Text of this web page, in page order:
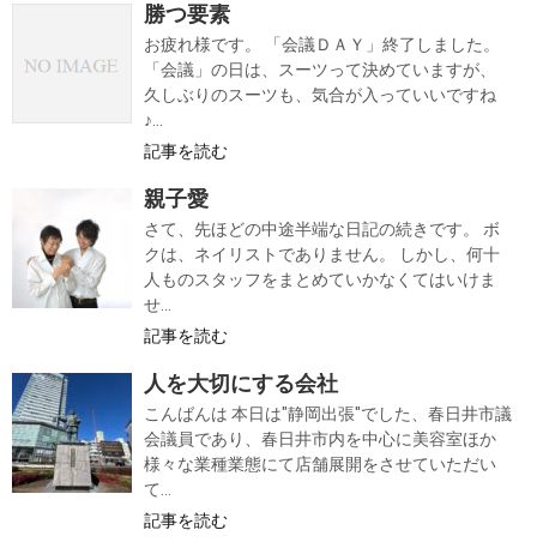
勝つ要素
お疲れ様です。 「会議ＤＡＹ」終了しました。
「会議」の日は、スーツって決めていますが、
久しぶりのスーツも、気合が入っていいですね
♪...
記事を読む
親子愛
さて、先ほどの中途半端な日記の続きです。 ボ
クは、ネイリストでありません。 しかし、何十
人ものスタッフをまとめていかなくてはいけま
せ...
記事を読む
人を大切にする会社
こんばんは 本日は"静岡出張"でした、春日井市議
会議員であり、春日井市内を中心に美容室ほか
様々な業種業態にて店舗展開をさせていただい
て...
記事を読む